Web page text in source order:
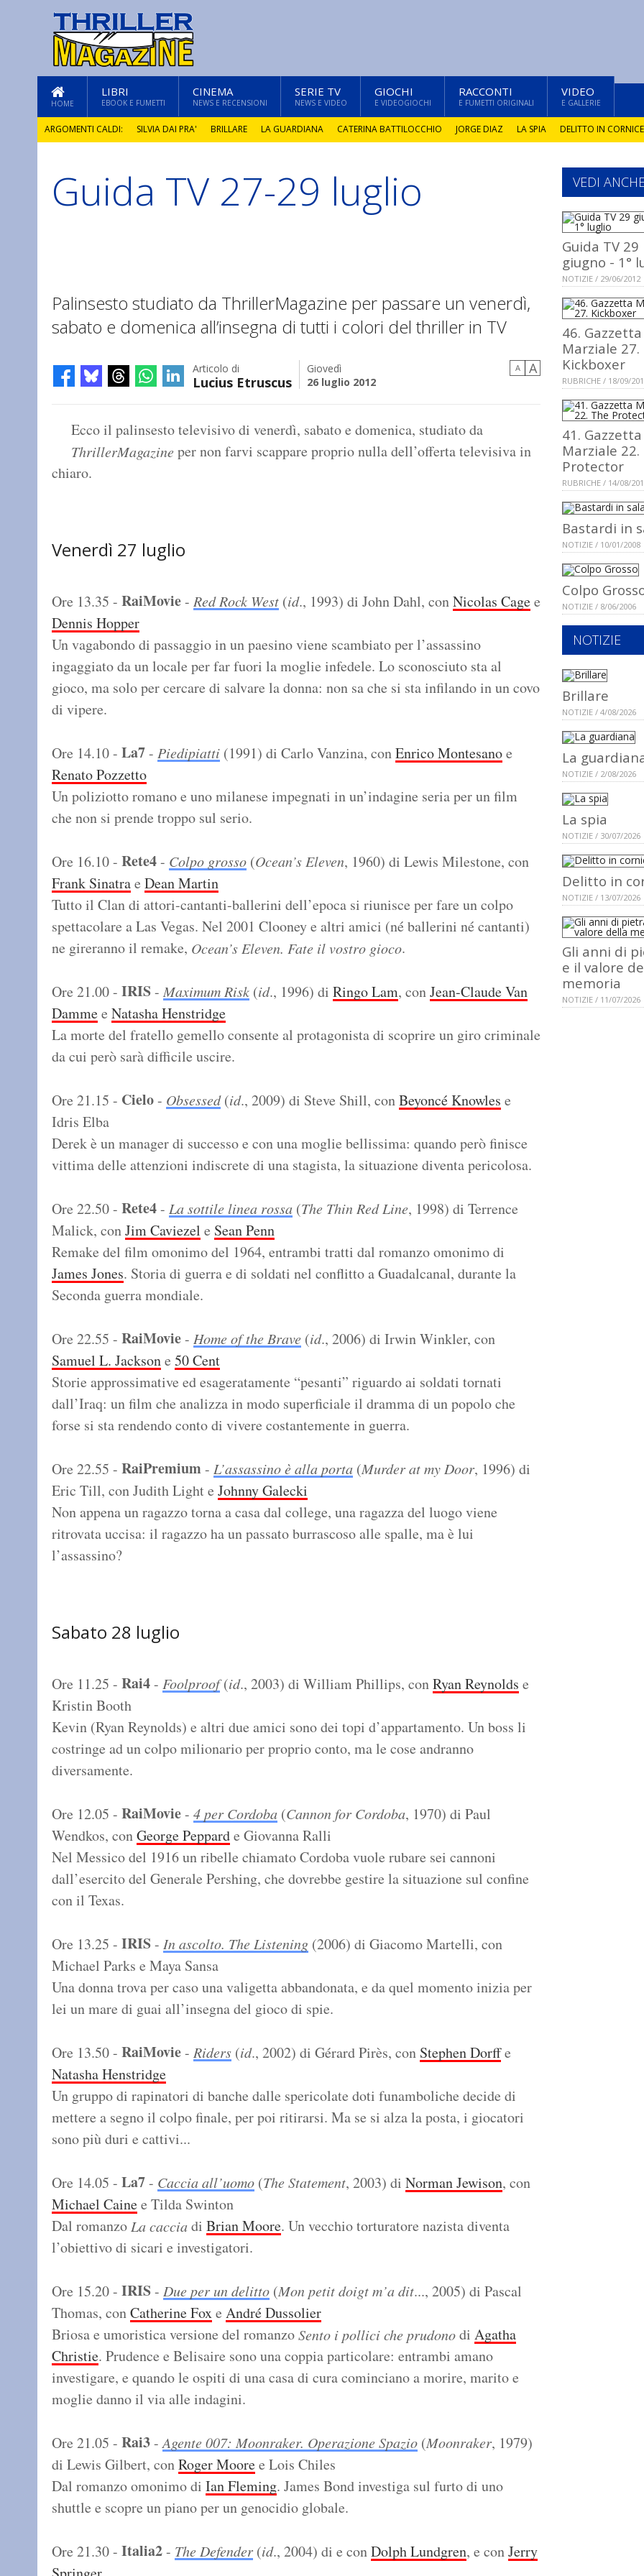
HOME
LIBRI
EBOOK E FUMETTI
CINEMA
NEWS E RECENSIONI
SERIE TV
NEWS E VIDEO
GIOCHI
E VIDEOGIOCHI
RACCONTI
E FUMETTI ORIGINALI
VIDEO
E GALLERIE
ARGOMENTI CALDI: SILVIA DAI PRA' BRILLARE LA GUARDIANA CATERINA BATTILOCCHIO JORGE DIAZ LA SPIA DELITTO IN CORNICE
GLI ANNI DI PIETRA
Guida TV 27-29 luglio
Palinsesto studiato da ThrillerMagazine per passare un venerdì,
sabato e domenica all’insegna di tutti i colori del thriller in TV
Articolo di
Lucius Etruscus
Giovedì
26 luglio 2012
A A
Ecco il palinsesto televisivo di venerdì, sabato e domenica, studiato da
ThrillerMagazine per non farvi scappare proprio nulla dell’offerta televisiva in
chiaro.
Venerdì 27 luglio
Ore 13.35 - RaiMovie- Red Rock West (id., 1993) di John Dahl, conNicolas Cagee
Dennis Hopper
Un vagabondo di passaggio in un paesino viene scambiato per l’assassino
ingaggiato da un locale per far fuori la moglie infedele. Lo sconosciuto sta al
gioco, ma solo per cercare di salvare la donna: non sa che si sta infilando in un covo
di vipere.
Ore 14.10 - La7- Piedipiatti (1991) di Carlo Vanzina, conEnrico Montesanoe
Renato Pozzetto
Un poliziotto romano e uno milanese impegnati in un’indagine seria per un film
che non si prende troppo sul serio.
Ore 16.10 - Rete4- Colpo grosso (Ocean’s Eleven, 1960) di Lewis Milestone, con
Frank Sinatrae Dean Martin
Tutto il Clan di attori-cantanti-ballerini dell’epoca si riunisce per fare un colpo
spettacolare a Las Vegas. Nel 2001 Clooney e altri amici (né ballerini né cantanti)
ne gireranno il remake, Ocean’s Eleven. Fate il vostro gioco.
Ore 21.00 - IRIS- Maximum Risk (id., 1996) di Ringo Lam, conJean-Claude Van
Dammee Natasha Henstridge
La morte del fratello gemello consente al protagonista di scoprire un giro criminale
da cui però sarà difficile uscire.
Ore 21.15 - Cielo- Obsessed(id., 2009) di Steve Shill, conBeyoncé Knowles e
Idris Elba
Derek è un manager di successo e con una moglie bellissima: quando però finisce
vittima delle attenzioni indiscrete di una stagista, la situazione diventa pericolosa.
Ore 22.50 - Rete4- La sottile linea rossa (The Thin Red Line, 1998) di Terrence
Malick, conJim Caviezel e Sean Penn
Remake del film omonimo del 1964, entrambi tratti dal romanzo omonimo di
James Jones. Storia di guerra e di soldati nel conflitto a Guadalcanal, durante la
Seconda guerra mondiale.
Ore 22.55 - RaiMovie- Home of the Brave (id., 2006) di Irwin Winkler, con
Samuel L. Jacksone 50 Cent
Storie approssimative ed esageratamente “pesanti” riguardo ai soldati tornati
dall’Iraq: un film che analizza in modo superficiale il dramma di un popolo che
forse si sta rendendo conto di vivere costantemente in guerra.
Ore 22.55 - RaiPremium- L’assassino è alla porta (Murder at my Door, 1996) di
Eric Till, con Judith Light e Johnny Galecki
Non appena un ragazzo torna a casa dal college, una ragazza del luogo viene
ritrovata uccisa: il ragazzo ha un passato burrascoso alle spalle, ma è lui
l’assassino?
Sabato 28 luglio
Ore 11.25 - Rai4- Foolproof(id., 2003) di William Phillips, conRyan Reynolds e
Kristin Booth
Kevin (Ryan Reynolds) e altri due amici sono dei topi d’appartamento. Un boss li
costringe ad un colpo milionario per proprio conto, ma le cose andranno
diversamente.
Ore 12.05 - RaiMovie- 4 per Cordoba (Cannon for Cordoba, 1970) di Paul
Wendkos, conGeorge Pepparde Giovanna Ralli
Nel Messico del 1916 un ribelle chiamato Cordoba vuole rubare sei cannoni
dall’esercito del Generale Pershing, che dovrebbe gestire la situazione sul confine
con il Texas.
Ore 13.25 - IRIS- In ascolto. The Listening (2006) di Giacomo Martelli, con
Michael Parks e Maya Sansa
Una donna trova per caso una valigetta abbandonata, e da quel momento inizia per
lei un mare di guai all’insegna del gioco di spie.
Ore 13.50 - RaiMovie- Riders (id., 2002) di Gérard Pirès, con Stephen Dorffe
Natasha Henstridge
Un gruppo di rapinatori di banche dalle spericolate doti funamboliche decide di
mettere a segno il colpo finale, per poi ritirarsi. Ma se si alza la posta, i giocatori
sono più duri e cattivi...
Ore 14.05 - La7- Caccia all’uomo (The Statement, 2003) di Norman Jewison, con
Michael Cainee Tilda Swinton
Dal romanzoLa cacciadi Brian Moore. Un vecchio torturatore nazista diventa
l’obiettivo di sicari e investigatori.
Ore 15.20 - IRIS- Due per un delitto (Mon petit doigt m’a dit..., 2005) di Pascal
Thomas, conCatherine Foxe André Dussolier
Briosa e umoristica versione del romanzoSento i pollici che prudonodi Agatha
Christie. Prudence e Belisaire sono una coppia particolare: entrambi amano
investigare, e quando le ospiti di una casa di cura cominciano a morire, marito e
moglie danno il via alle indagini.
Ore 21.05 - Rai3-Agente 007: Moonraker. Operazione Spazio (Moonraker, 1979)
di Lewis Gilbert, conRoger Mooree Lois Chiles
Dal romanzo omonimo di Ian Fleming. James Bond investiga sul furto di uno
shuttle e scopre un piano per un genocidio globale.
Ore 21.30 - Italia2- The Defender (id., 2004) di e conDolph Lundgren, e conJerry
VEDI
Guida TV 29
giugno - 1°
NOTIZIE / 29/06/2012
46. Gazzetta
Marziale 27.
Kickboxer
RUBRICHE / 18/09/
41. Gazzetta
Marziale 22.
Protector
RUBRICHE / 14/08/
Bastardi in
NOTIZIE / 10/01/2008
Colpo
NOTIZIE / 8/06/2006
NOTIZIE
Brillare
NOTIZIE / 4/08/2026
La
NOTIZIE / 2/08/2026
La spia
NOTIZIE / 30/07/2026
Delitto in
NOTIZIE / 13/07/2026
Gli anni di
e il valore
memoria
NOTIZIE / 11/07/2026